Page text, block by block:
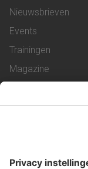
Nieuwsbrieven
Events
Trainingen
Magazine
Service &
Werken bij ons